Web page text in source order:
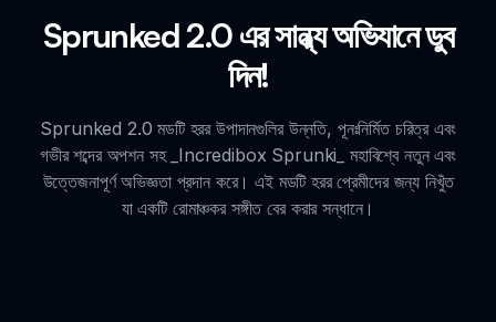
Sprunked 2.0 এর সান্ধ্য অভিযানে ডুব
দিন!
Sprunked 2.0 মডটি হরর উপাদানগুলির উন্নতি, পূনঃনির্মিত চরিত্র এবং
গভীর শব্দের অপশন সহ _Incredibox Sprunki_ মহাবিশ্বে নতুন এবং
উত্তেজনাপূর্ণ অভিজ্ঞতা প্রদান করে। এই মডটি হরর প্রেমীদের জন্য নিখুঁত
যা একটি রোমাঞ্চকর সঙ্গীত বের করার সন্ধানে।